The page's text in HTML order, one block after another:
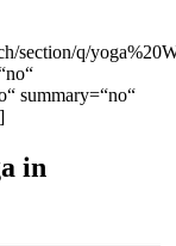
section/q/
summary=“no“
in